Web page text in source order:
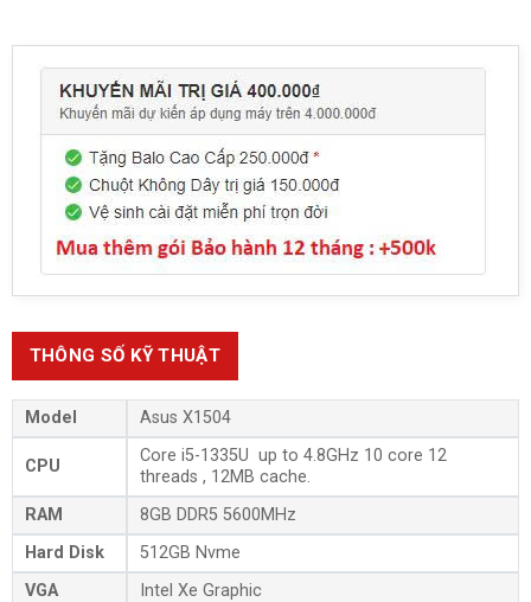
THÔNG SỐ KỸ THUẬT
Model Asus X1504
CPU
Core i5-1335U up to 4.8GHz 10 core 12
threads , 12MB cache.
RAM
8GB DDR5 5600MHz
Hard Disk
512GB Nvme
VGA
Intel Xe Graphic